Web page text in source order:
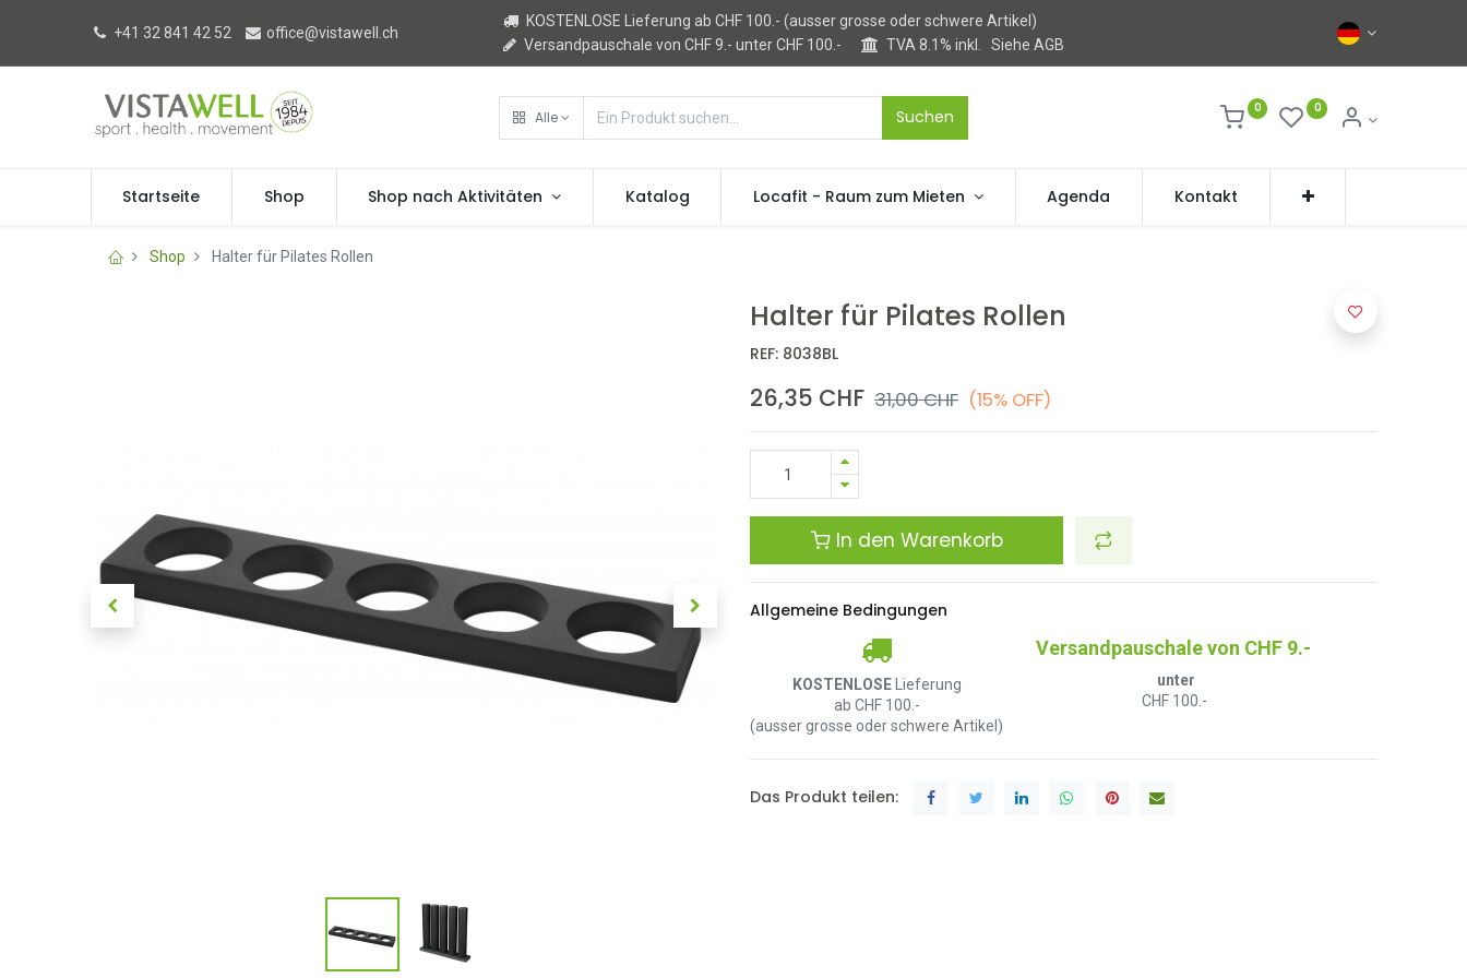
+41 32 841 42 52 office@vistawell.ch
KOSTENLOSE Lieferung ab CHF 100.- (ausser grosse oder schwere Artikel)
Versandpauschale von CHF 9.- unter CHF 100.-
TVA 8.1% inkl.Siehe AGB
Alle Suchen 0 0
Startseite Shop Shop nach Aktivitäten Katalog Locafit - Raum zum Mieten Agenda Kontakt
Shop Halter für Pilates Rollen
Halter für Pilates Rollen
REF: 8038BL
26,35 CHF 31,00CHF (15% OFF)
In den Warenkorb
Allgemeine Bedingungen
KOSTENLOSELieferung
ab CHF 100.-
(ausser grosse oder schwere Artikel)
Versandpauschale von CHF 9.-
unter
CHF 100.-
Das Produkt teilen: